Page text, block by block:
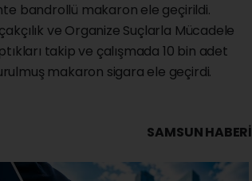
bandrollü makaron ele geçirildi.
ve Organize Suçlarla Mücadele
takip ve çalışmada 10 bin adet
makaron sigara ele geçirdi.
SAMSUN HABERİ